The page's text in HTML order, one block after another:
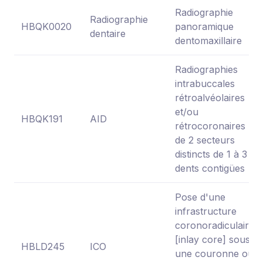
HBQK0020
Radiographie
dentaire
Radiographie
panoramique
dentomaxillaire
HBQK191 AID
Radiographies
intrabuccales
rétroalvéolaires
et/ou
rétrocoronaires
de 2 secteurs
distincts de 1 à 3
dents contigües
HBLD245 ICO
Pose d'une
infrastructure
coronoradiculaire
[inlay core] sous
une couronne ou